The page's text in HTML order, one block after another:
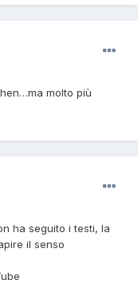
molto più
ha seguito i testi, la
il senso